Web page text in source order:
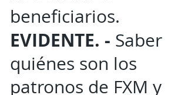
beneficiarios.
EVIDENTE. - Saber
quiénes son los
patronos de FXM y